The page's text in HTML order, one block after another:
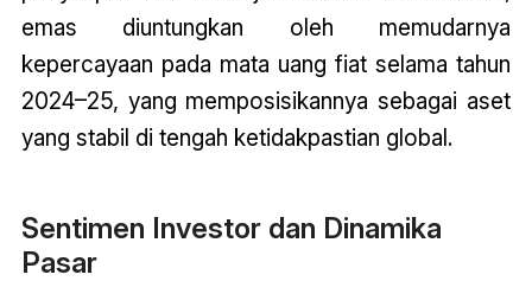
emas diuntungkan oleh memudarnya
kepercayaan pada mata uang fiat selama tahun
2024–25, yang memposisikannya sebagai aset
yang stabil di tengah ketidakpastian global.
Sentimen Investor dan Dinamika
Pasar